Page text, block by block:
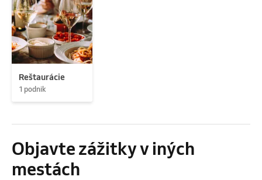
Reštaurácie
1 podnik
Objavte zážitky v iných
mestách